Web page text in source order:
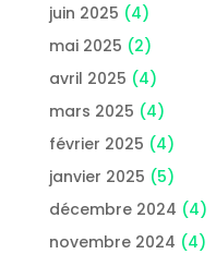
juin 2025 (4)
mai 2025 (2)
avril 2025 (4)
mars 2025 (4)
février 2025 (4)
janvier 2025 (5)
décembre 2024 (4)
novembre 2024 (4)